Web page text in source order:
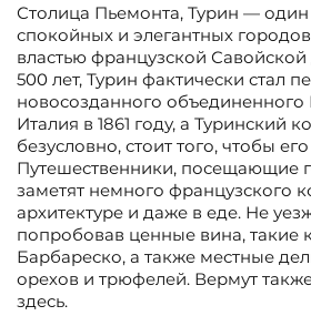
Столица Пьемонта, Турин —
спокойных и элегантных
властью французской
500 лет, Турин фактически стал
новосозданного объединенного
Италия в 1861 году, а Туринский
безусловно, стоит того, чтобы
Путешественники, посещающие
заметят немного французского
архитектуре и даже в еде. Не
попробовав ценные вина, такие
Барбареско, а также местные
орехов и трюфелей. Вермут
здесь.